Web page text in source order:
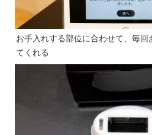
お手入れする部位に合わせて、毎回
てくれる